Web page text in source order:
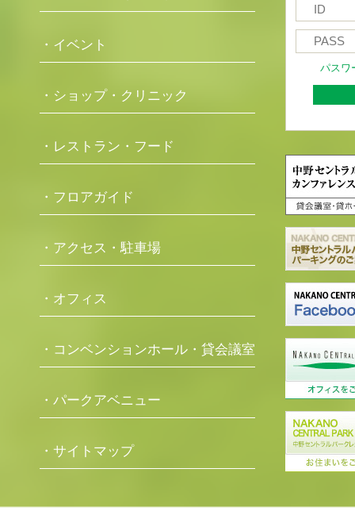
・イベント
・ショップ・クリニック
・レストラン・フード
・フロアガイド
・アクセス・駐車場
・オフィス
・コンベンションホール・貸会議室
・パークアベニュー
・サイトマップ
パスワ